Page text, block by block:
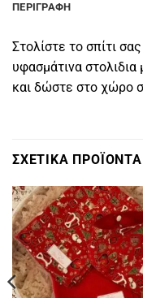
ΠΕΡΙΓΡΑΦΉ
Στολίστε το σπίτι
υφασμάτινα
και δώστε στο χώρο
ΣΧΕΤΙΚΆ ΠΡΟΪΌΝΤΑ